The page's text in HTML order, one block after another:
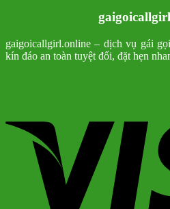
gaigoicallgirl.online – dịch vụ gái
kín đáo an toàn tuyệt đối, đặt hẹn